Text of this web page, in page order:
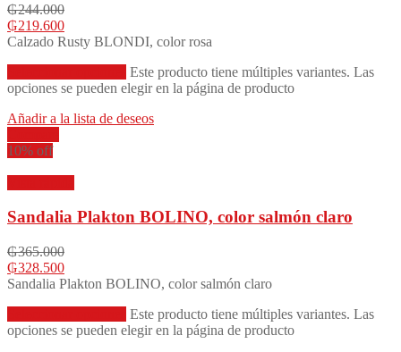
₲244.000
₲219.600
Calzado Rusty BLONDI, color rosa
Este producto tiene múltiples variantes. Las
opciones se pueden elegir en la página de producto
Añadir a la lista de deseos
10% off
Sandalia Plakton BOLINO, color salmón claro
₲365.000
₲328.500
Sandalia Plakton BOLINO, color salmón claro
Este producto tiene múltiples variantes. Las
opciones se pueden elegir en la página de producto